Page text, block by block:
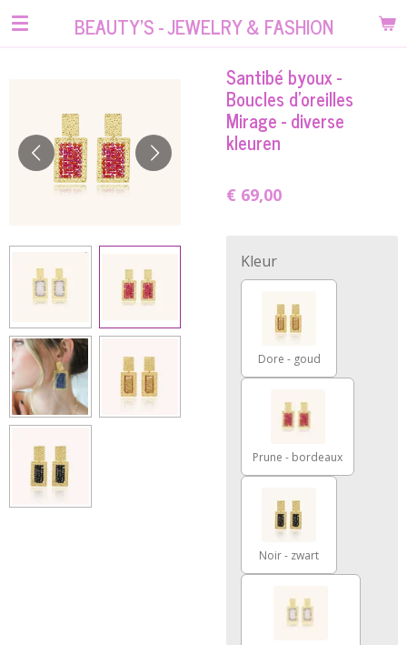
Ga
BEAUTY'S - JEWELRY & FASHION
Santibé byoux -
Boucles d'oreilles
Mirage - diverse
kleuren
€ 69,00
Kleur
Dore - goud
Prune - bordeaux
Noir - zwart